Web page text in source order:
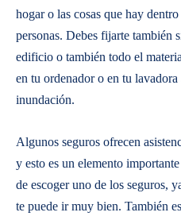
hogar o las cosas que hay
personas. Debes fijarte también
edificio o también todo el
en tu ordenador o en tu
inundación.
Algunos seguros ofrecen
y esto es un elemento
de escoger uno de los seguros,
te puede ir muy bien. También